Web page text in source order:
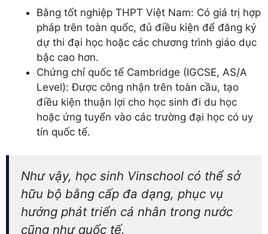
Bằng tốt nghiệp THPT Việt Nam: Có giá trị hợp
pháp trên toàn quốc, đủ điều kiện để đăng ký
dự thi đại học hoặc các chương trình giáo dục
bậc cao hơn.
Chứng chỉ quốc tế Cambridge (IGCSE, AS/A
Level): Được công nhận trên toàn cầu, tạo
điều kiện thuận lợi cho học sinh đi du học
hoặc ứng tuyển vào các trường đại học có uy
tín quốc tế.
Như vậy, học sinh Vinschool có thể sở
hữu bộ bằng cấp đa dạng, phục vụ
hướng phát triển cá nhân trong nước
cũng như quốc tế.